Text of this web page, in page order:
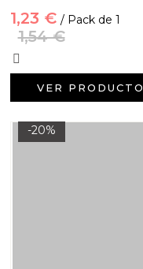
1,23 € / Pack de 1
1,54 €
VER PRODUCTO
-20%